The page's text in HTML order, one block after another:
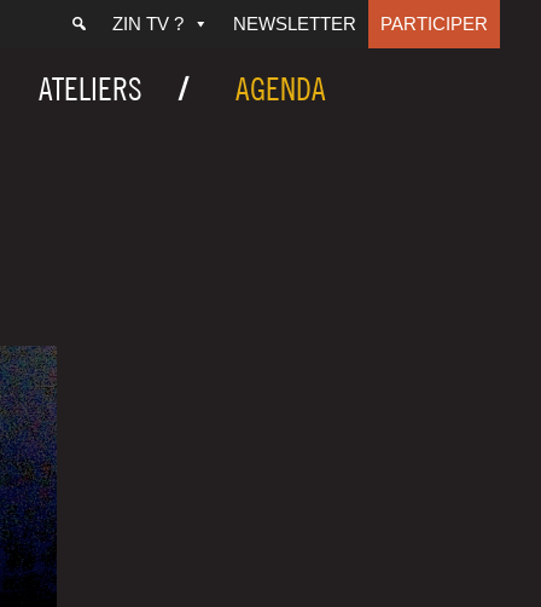
ZIN TV ? NEWSLETTER PARTICIPER
ATELIERS AGENDA